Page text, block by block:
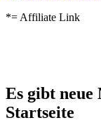
*= Affiliate Link
Es gibt
Startseite